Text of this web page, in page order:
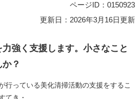
ページID：0150923
更新日：2026年3月16日更新
強く支援します。小さなこと
？
行っている美化清掃活動の支援をするこ